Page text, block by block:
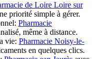
de Loire Loire sur
priorité simple à gérer.
Pharmacie
même à distance.
vie: Pharmacie Noisy-le-
en quelques clics.